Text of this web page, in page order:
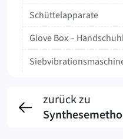
Schüttelapparate
Glove Box –
zurück zu